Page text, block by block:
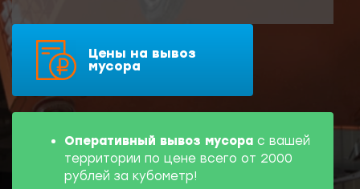
Цены на вывоз
мусора
Оперативный вывоз мусора с вашей
территории по цене всего от 2000
рублей за кубометр!